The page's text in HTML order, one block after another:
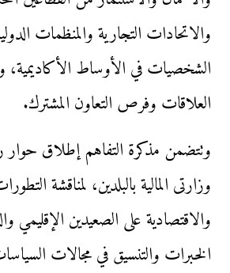
والاتحادات التجارية والمنظمات
الشخصيات في الأوساط الأكاديمية،
العلاقات وفرص التعاون المشترك.
وتتضمن مذكرة التفاهم إطلاق حوار
وزارتى المالية بالبلدين، لمناقشة
والاقتصادية على الصعيدين الإقليمي
الخبرات والتنسيق في مجالات السياسات